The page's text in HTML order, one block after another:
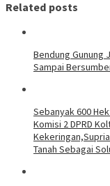
Related posts
Bendung Gunung
Sampai
Sebanyak 600
Komisi 2 DPRD
Tanah Sebagai